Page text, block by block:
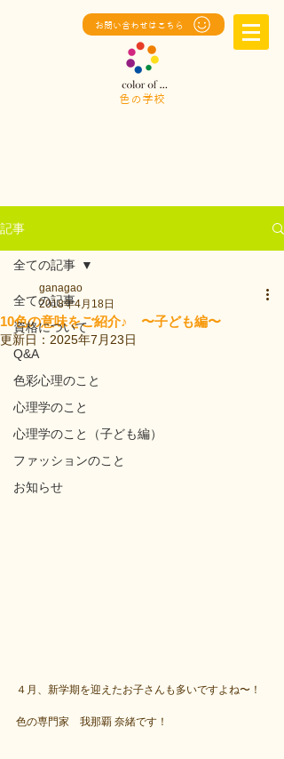
お問い合わせはこちら
色の学校
記事
全ての記事
資格について
Q&A
色彩心理のこと
心理学のこと
心理学のこと（子ども編）
ファッションのこと
お知らせ
全ての記事
10色の意味をご紹介♪ 〜子ども編〜
ganagao
2018年4月18日
更新日： 2025年7月23日
４月、新学期を迎えたお子さんも多いですよね〜！
色の専門家　我那覇 奈緒です！